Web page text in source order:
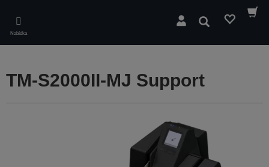
main
content
Nabídka
Hledat
TM-S2000II-MJ Support